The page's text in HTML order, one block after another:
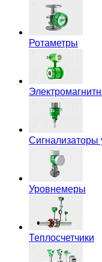
Ротаметры
Сигнализаторы
Уровнемеры
Теплосчетчики